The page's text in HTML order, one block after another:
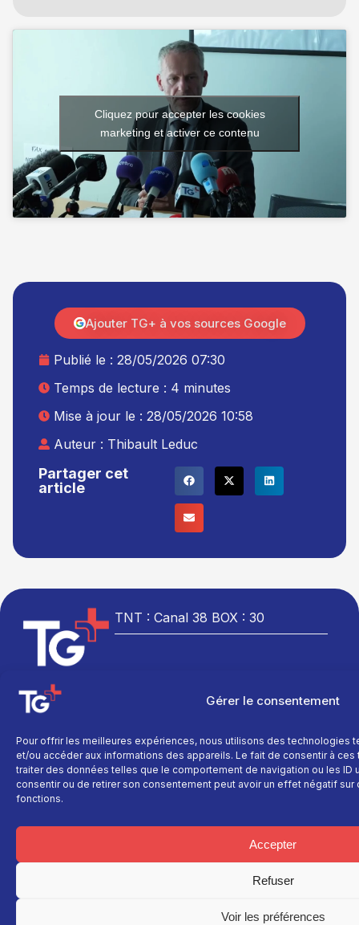
Gérer le consentement
Pour offrir les meilleures expériences, nous utilisons des technologies
et/ou accéder aux informations des appareils. Le fait de consentir à
traiter des données telles que le comportement de navigation ou les ID
consentir ou de retirer son consentement peut avoir un effet négatif
fonctions.
Accepter
Refuser
Voir les préférences
Cliquez pour accepter les cookies
marketing et activer ce contenu
Partager cet
article
Publié le : 28/05/2026 07:30
Temps de lecture : 4 minutes
Mise à jour le : 28/05/2026 10:58
Auteur : Thibault Leduc
Ajouter TG+ à vos sources Google
TNT : Canal 38 BOX : 30
Site réalisé par
L’agence
TG+
Replay
Direct
Programme TV
Devenir annonceur
Mentions légales
Données
Politique cookie
Actualité
Sport
Montagne
Faits
divers
Événements
Économie